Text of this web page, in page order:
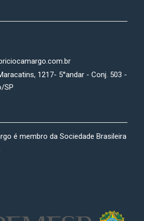
1217- 5°andar - Conj. 503 -
SP
é membro da Sociedade Brasileira